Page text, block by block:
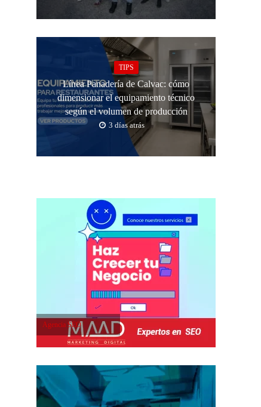
TIPS
Línea Panadería de Calvac: cómo
dimensionar el equipamiento técnico
según el volumen de producción
3 días atrás
Agencia SEO